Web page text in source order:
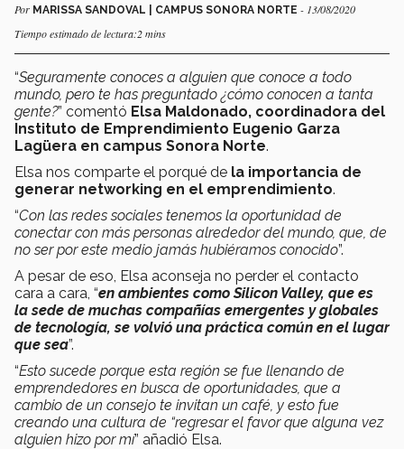
Por MARISSA SANDOVAL | CAMPUS SONORA NORTE - 13/08/2020
Tiempo estimado de lectura:2 mins
“Seguramente conoces a alguien que conoce a todo
mundo, pero te has preguntado ¿cómo conocen a tanta
gente?” comentó Elsa Maldonado, coordinadora del
Instituto de Emprendimiento Eugenio Garza
Lagüera en campus Sonora Norte.
Elsa nos comparte el porqué de la importancia de
generar networking en el emprendimiento.
“Con las redes sociales tenemos la oportunidad de
conectar con más personas alrededor del mundo, que, de
no ser por este medio jamás hubiéramos conocido”.
A pesar de eso, Elsa aconseja no perder el contacto
cara a cara, “en ambientes como Silicon Valley, que es
la sede de muchas compañías emergentes y globales
de tecnología, se volvió una práctica común en el lugar
que sea”.
“Esto sucede porque esta región se fue llenando de
emprendedores en busca de oportunidades, que a
cambio de un consejo te invitan un café, y esto fue
creando una cultura de “regresar el favor que alguna vez
alguien hizo por mí” añadió Elsa.